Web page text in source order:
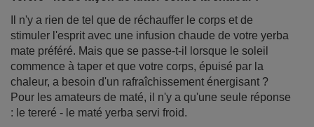
chaleur, a besoin d'un rafraîchissement énergisant ?
Pour les amateurs de maté, il n'y a qu'une seule réponse
: le tereré - le maté yerba servi froid.
En savoir plus